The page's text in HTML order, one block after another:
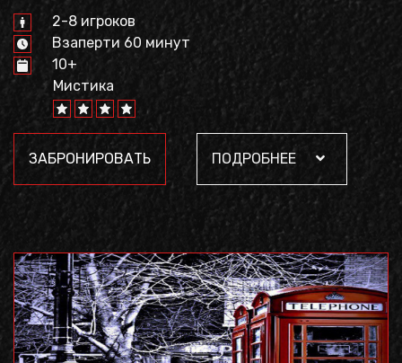
2-8 игроков
Взаперти 60 минут
10+
Мистика
ЗАБРОНИРОВАТЬ ПОДРОБНЕЕ